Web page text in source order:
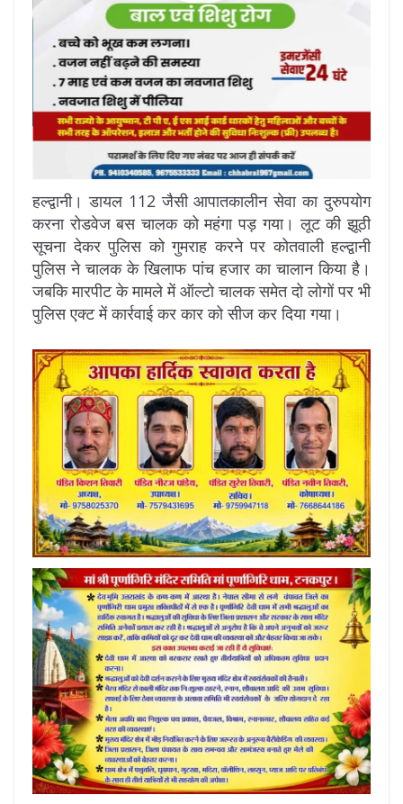
हल्द्वानी। डायल 112 जैसी आपातकालीन सेवा का दुरुपयोग
करना रोडवेज बस चालक को महंगा पड़ गया। लूट की झूठी
सूचना देकर पुलिस को गुमराह करने पर कोतवाली हल्द्वानी
पुलिस ने चालक के खिलाफ पांच हजार का चालान किया है।
जबकि मारपीट के मामले में ऑल्टो चालक समेत दो लोगों पर भी
पुलिस एक्ट में कार्रवाई कर कार को सीज कर दिया गया।